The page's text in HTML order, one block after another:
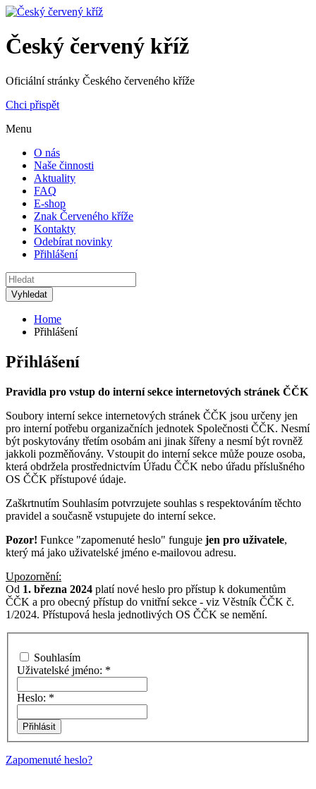
Český červený kříž
Oficiální stránky Českého červeného kříže
Chci přispět
Menu
O nás
Naše činnosti
Aktuality
FAQ
E-shop
Znak Červeného kříže
Kontakty
Odebírat novinky
Přihlášení
Home
Přihlášení
Přihlášení
Pravidla pro vstup do interní sekce internetových stránek ČČK
Soubory interní sekce internetových stránek ČČK jsou určeny jen
pro interní potřebu organizačních jednotek Společnosti ČČK. Nesmí
být poskytovány třetím osobám ani jinak šířeny a nesmí být rovněž
jakkoli pozměňovány. Vstoupit do interní sekce může pouze osoba,
která obdržela prostřednictvím Úřadu ČČK nebo úřadu příslušného
OS ČČK přístupové údaje.
Zaškrtnutím Souhlasím potvrzujete souhlas s respektováním těchto
pravidel a současně vstupujete do interní sekce.
Pozor! Funkce "zapomenuté heslo" funguje jen pro uživatele,
který má jako uživatelské jméno e-mailovou adresu.
Upozornění:
Od 1. března 2024 platí nové heslo pro přístup k dokumentům
ČČK a pro obecný přístup do vnitřní sekce - viz Věstník ČČK č.
1/2024. Přístupová hesla jednotlivých OS ČČK se nemění.
Souhlasím
Uživatelské jméno: *
Heslo: *
Zapomenuté heslo?